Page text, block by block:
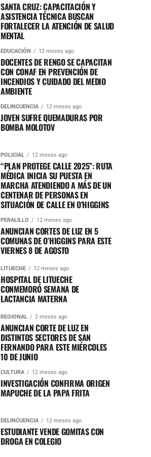
SANTA CRUZ: CAPACITACIÓN Y
ASISTENCIA TÉCNICA BUSCAN
FORTALECER LA ATENCIÓN DE SALUD
MENTAL
EDUCACIÓN 12 meses ago
DOCENTES DE RENGO SE CAPACITAN
CON CONAF EN PREVENCIÓN DE
INCENDIOS Y CUIDADO DEL MEDIO
AMBIENTE
DELINCUENCIA 12 meses ago
JOVEN SUFRE QUEMADURAS POR
BOMBA MOLOTOV
POLICIAL 12 meses ago
“PLAN PROTEGE CALLE 2025”: RUTA
MÉDICA INICIA SU PUESTA EN
MARCHA ATENDIENDO A MÁS DE UN
CENTENAR DE PERSONAS EN
SITUACIÓN DE CALLE EN O’HIGGINS
PERALILLO 12 meses ago
ANUNCIAN CORTES DE LUZ EN 5
COMUNAS DE O’HIGGINS PARA ESTE
VIERNES 8 DE AGOSTO
LITUECHE 12 meses ago
HOSPITAL DE LITUECHE
CONMEMORÓ SEMANA DE
LACTANCIA MATERNA
REGIONAL 2 meses ago
ANUNCIAN CORTE DE LUZ EN
DISTINTOS SECTORES DE SAN
FERNANDO PARA ESTE MIÉRCOLES
10 DE JUNIO
CULTURA 12 meses ago
INVESTIGACIÓN CONFIRMA ORIGEN
MAPUCHE DE LA PAPA FRITA
DELINCUENCIA 12 meses ago
ESTUDIANTE VENDE GOMITAS CON
DROGA EN COLEGIO